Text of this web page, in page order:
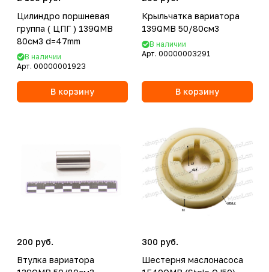
Цилиндро поршневая
группа ( ЦПГ ) 139QMB
80см3 d=47mm
В наличии
Арт. 00000001923
В корзину
Крыльчатка вариатора
139QMB 50/80см3
В наличии
Арт. 00000003291
В корзину
200 руб.
Втулка вариатора
300 руб.
Шестерня маслонасоса